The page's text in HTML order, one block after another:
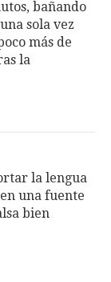
bañando
sola vez
más de
la
la lengua
una fuente
bien